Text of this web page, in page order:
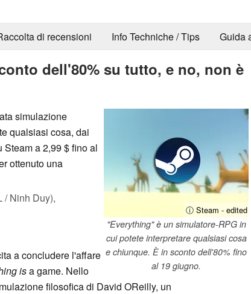
di recensioni
Info Techniche / Tips Guida
dell'80% su tutto, e no, non è
ⓘ Steam - edited
"Everything" è un simulatore-RPG in
cui potete interpretare qualsiasi cosa
e chiunque. È in sconto dell'80% fino
al 19 giugno.
simulazione
qualsiasi cosa, dai
a 2,99 $ fino al
ottenuto una
Ninh Duy),
a concludere l'affare
isa game. Nello
filosofica di David OReilly, un